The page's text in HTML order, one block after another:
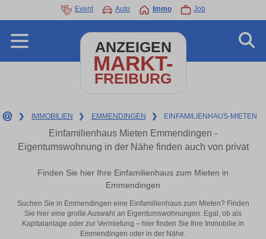
Event Auto Immo Job
ANZEIGEN
MARKT-
FREIBURG
❯ IMMOBILIEN ❯ EMMENDINGEN ❯ EINFAMILIENHAUS-MIETEN
Einfamilienhaus Mieten Emmendingen -
Eigentumswohnung in der Nähe finden auch von privat
Finden Sie hier Ihre Einfamilienhaus zum Mieten in
Emmendingen
Suchen Sie in Emmendingen eine Einfamilienhaus zum Mieten? Finden
Sie hier eine große Auswahl an Eigentumswohnungen. Egal, ob als
Kapitalanlage oder zur Vermietung – hier finden Sie Ihre Immobilie in
Emmendingen oder in der Nähe.